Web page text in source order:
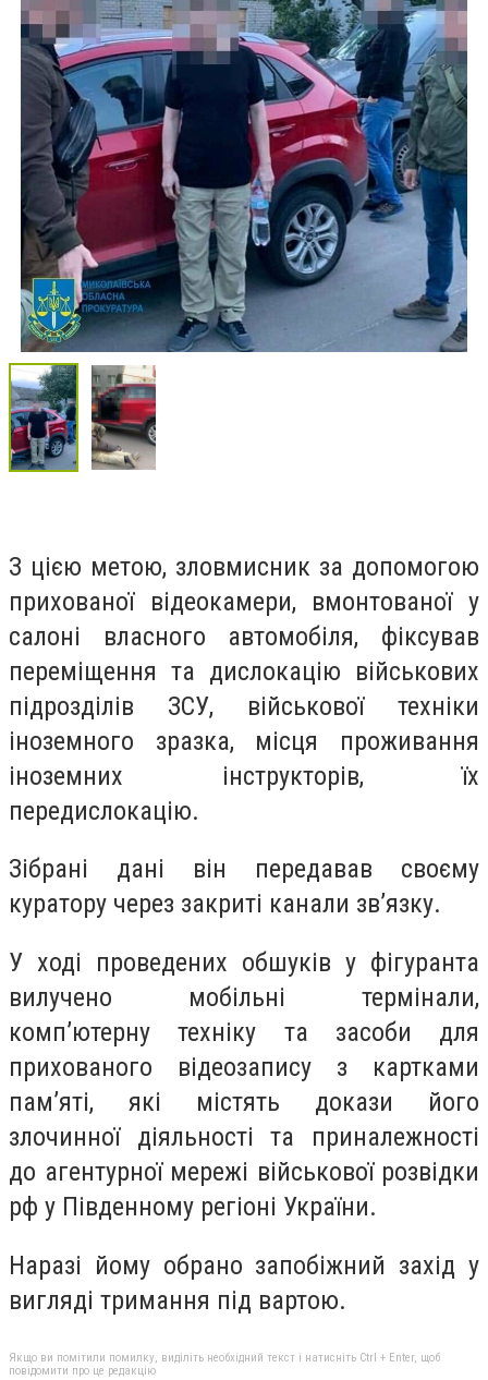
З цією метою, зловмисник за допомогою
прихованої відеокамери, вмонтованої у
салоні власного автомобіля, фіксував
переміщення та дислокацію військових
підрозділів ЗСУ, військової техніки
іноземного зразка, місця проживання
іноземних інструкторів, їх
передислокацію.
Зібрані дані він передавав своєму
куратору через закриті канали зв’язку.
У ході проведених обшуків у фігуранта
вилучено мобільні термінали,
комп’ютерну техніку та засоби для
прихованого відеозапису з картками
пам’яті, які містять докази його
злочинної діяльності та приналежності
до агентурної мережі військової розвідки
рф у Південному регіоні України.
Наразі йому обрано запобіжний захід у
вигляді тримання під вартою.
Якщо ви помітили помилку, виділіть необхідний текст і натисніть Ctrl + Enter, щоб
повідомити про це редакцію